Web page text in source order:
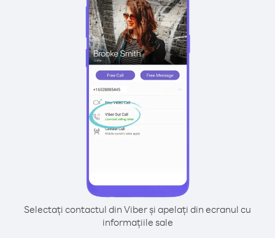
Selectați contactul din Viber și apelați din ecranul cu
informațiile sale